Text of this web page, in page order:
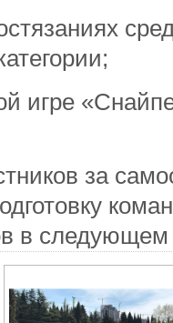
игре
за
в следующем